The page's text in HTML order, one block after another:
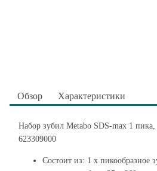
Обзор Характеристики
Набор зубил Metabo SDS-max 1
623309000
Состоит из: 1 x пикообразное